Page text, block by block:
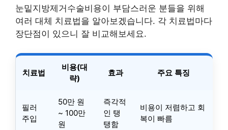
눈밑지방제거수술비용이 부담스러운 분들을 위해
여러 대체 치료법을 알아보겠습니다. 각 치료법마다
장단점이 있으니 잘 비교해보세요.
치료법
비용(대
략)
효과 주요 특징
필러
주입
50만 원
~ 100만
원
즉각적
인 탱
탱함
비용이 저렴하고 회
복이 빠름